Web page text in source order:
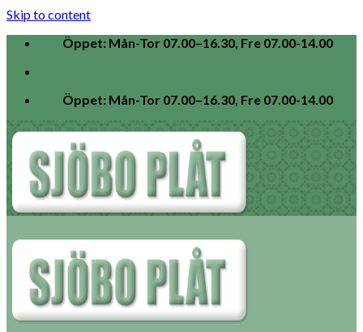
Skip to content
Öppet: Mån-Tor 07.00–16.30, Fre 07.00-14.00
Öppet: Mån-Tor 07.00–16.30, Fre 07.00-14.00